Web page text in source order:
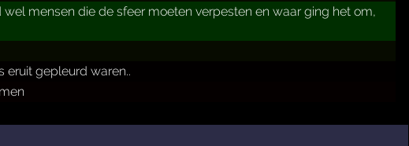
mensen die de sfeer moeten verpesten en waar ging het om,
eruit gepleurd waren..